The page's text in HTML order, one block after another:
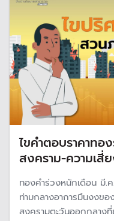
ไขคำตอบราคาทอ
สงคราม-ความเสี่
ทองคำร่วงหนักเดือน มี
ท่ามกลางอาการมึนงงข
สงครามตะวันออกกลาง